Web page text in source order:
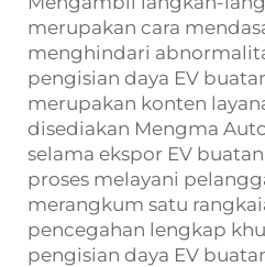
merupakan cara
menghindari
pengisian daya EV
merupakan konten
disediakan Mengma
selama ekspor EV
proses melayani
merangkum satu
pencegahan lengkap
pengisian daya EV